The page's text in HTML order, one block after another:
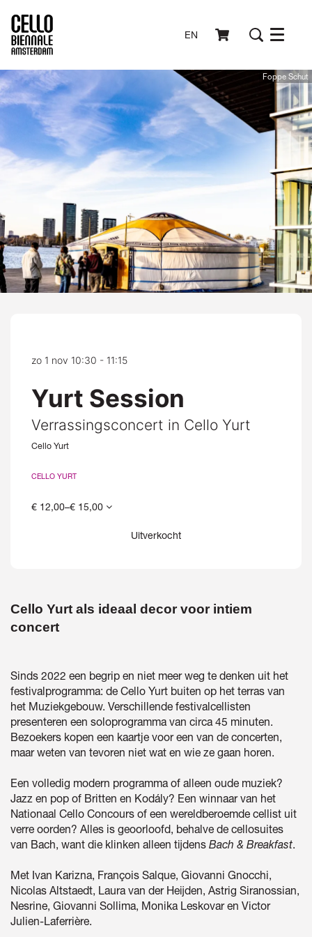
EN Menu
Foppe Schut
Yurt Session
Verrassingsconcert in Cello Yurt
zo 1 nov 10:30 - 11:15
Cello Yurt
CELLO YURT
€ 12,00–€ 15,00
Uitverkocht
Cello Yurt als ideaal decor voor intiem
concert
Sinds 2022 een begrip en niet meer weg te denken uit het
festivalprogramma: de Cello Yurt buiten op het terras van
het Muziekgebouw. Verschillende festivalcellisten
presenteren een soloprogramma van circa 45 minuten.
Bezoekers kopen een kaartje voor een van de concerten,
maar weten van tevoren niet wat en wie ze gaan horen.
Een volledig modern programma of alleen oude muziek?
Jazz en pop of Britten en Kodály? Een winnaar van het
Nationaal Cello Concours of een wereldberoemde cellist uit
verre oorden? Alles is geoorloofd, behalve de cellosuites
van Bach, want die klinken alleen tijdens Bach & Breakfast.
Met Ivan Karizna, François Salque, Giovanni Gnocchi,
Nicolas Altstaedt, Laura van der Heijden, Astrig Siranossian,
Nesrine, Giovanni Sollima, Monika Leskovar en Victor
Julien-Laferrière.